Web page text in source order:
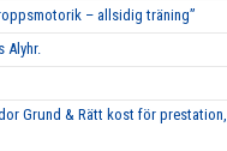
– allsidig träning”
Alyhr.
Grund & Rätt kost för prestation,